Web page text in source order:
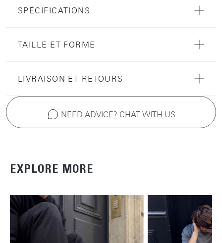
SPÉCIFICATIONS
TAILLE ET FORME
LIVRAISON ET RETOURS
NEED ADVICE? CHAT WITH US
EXPLORE MORE